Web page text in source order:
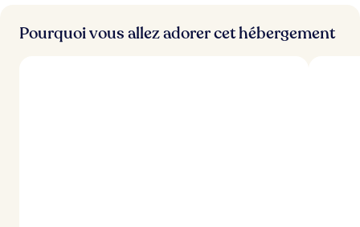
Pourquoi vous allez adorer cet hébergement